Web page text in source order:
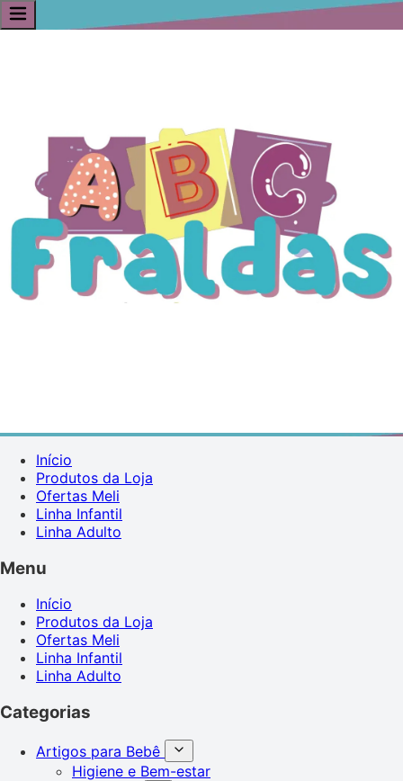
Início
Produtos da Loja
Ofertas Meli
Linha Infantil
Linha Adulto
Menu
Início
Produtos da Loja
Ofertas Meli
Linha Infantil
Linha Adulto
Categorias
Artigos para Bebê
Higiene e Bem-estar